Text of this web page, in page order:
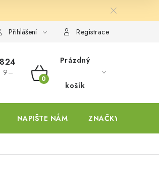
Přihlášení Registrace
9–
NÁKUPNÍ
KOŠÍK
Prázdný
košík
NAPIŠTE NÁM ZNAČKY